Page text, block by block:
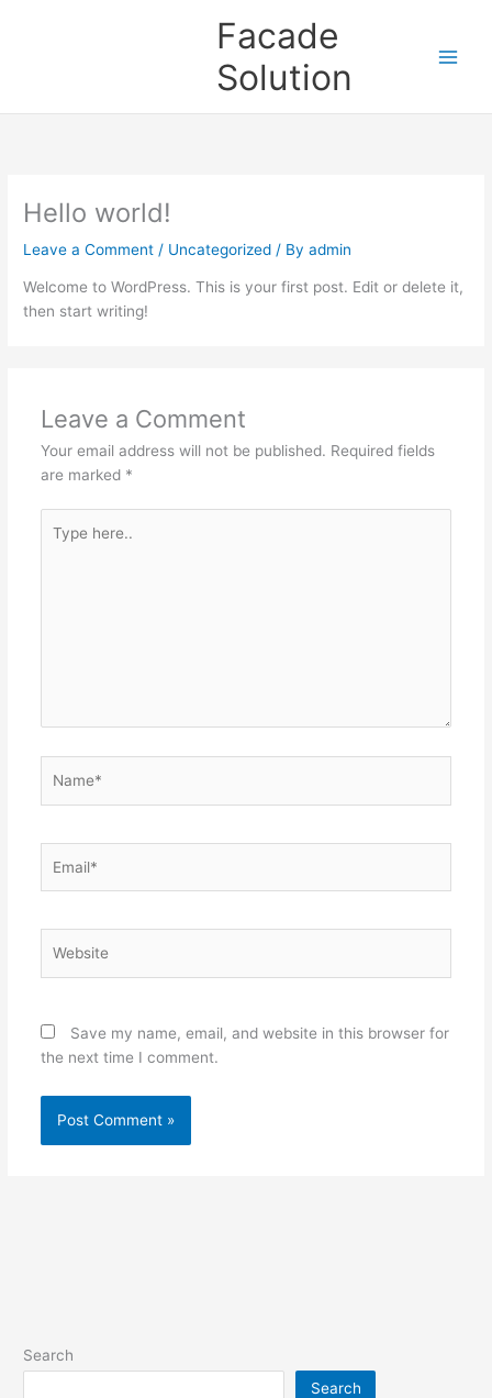
Facade
Solution
Hello world!
Leave a Comment / Uncategorized / Byadmin
Welcome to WordPress. This is your first post. Edit or delete it,
then start writing!
Leave a Comment
Your email address will not be published. Required fields
are marked *
here..
Save my name, email, and website in this browser for
the next time I comment.
Search
Search